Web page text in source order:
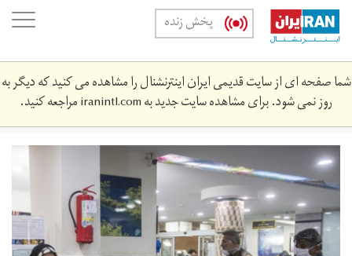
Skip
main
content
پخش زنده
شما صفحه ای از سایت قدیمی ایران اینترنشنال را مشاهده می کنید که دیگر به
روز نمی شود. برای مشاهده سایت جدید بهiranintl.comمراجعه کنید.
iran.jpg